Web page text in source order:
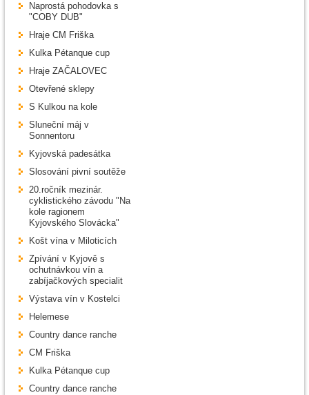
Naprostá pohodovka s
"COBY DUB"
Hraje CM Friška
Kulka Pétanque cup
Hraje ZAČALOVEC
Otevřené sklepy
S Kulkou na kole
Sluneční máj v
Sonnentoru
Kyjovská padesátka
Slosování pivní soutěže
20.ročník mezinár.
cyklistického závodu "Na
kole ragionem
Kyjovského Slovácka"
Košt vína v Miloticích
Zpívání v Kyjově s
ochutnávkou vín a
zabíjačkových specialit
Výstava vín v Kostelci
Helemese
Country dance ranche
CM Friška
Kulka Pétanque cup
Country dance ranche